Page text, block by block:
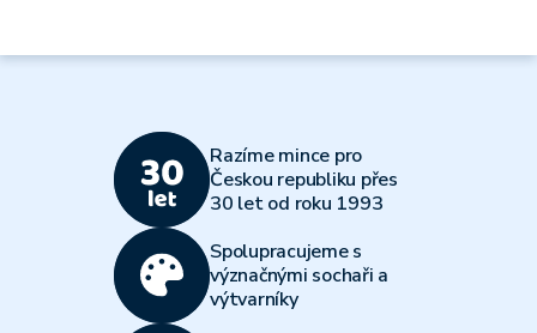
Razíme mince pro
Českou republiku přes
30 let od roku 1993
Spolupracujeme s
význačnými sochaři a
výtvarníky